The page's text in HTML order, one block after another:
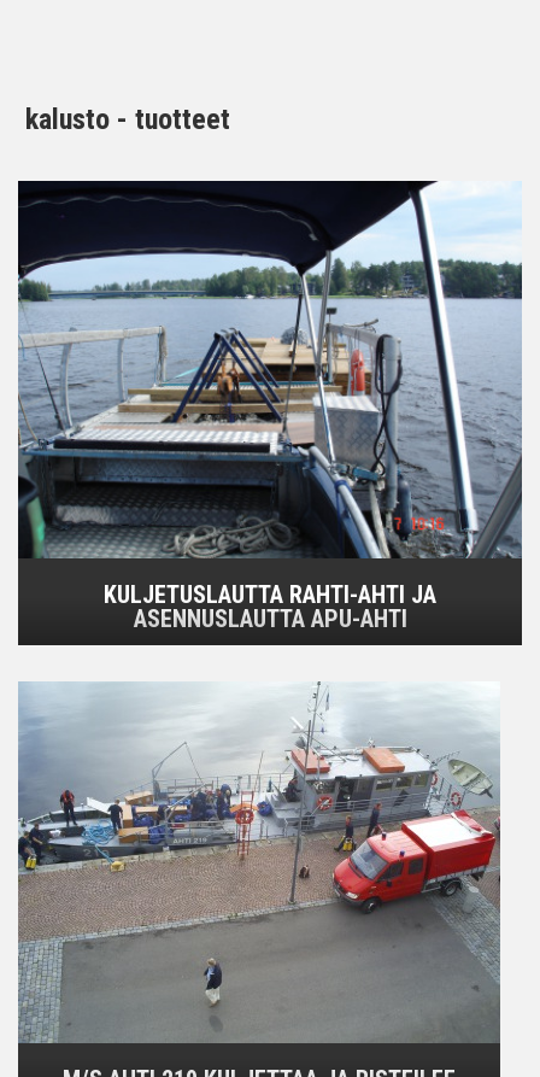
kalusto - tuotteet
KULJETUSLAUTTA RAHTI-AHTI JA
ASENNUSLAUTTA APU-AHTI